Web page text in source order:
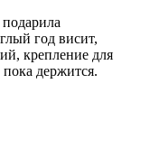
год висит,
крепление для
держится.